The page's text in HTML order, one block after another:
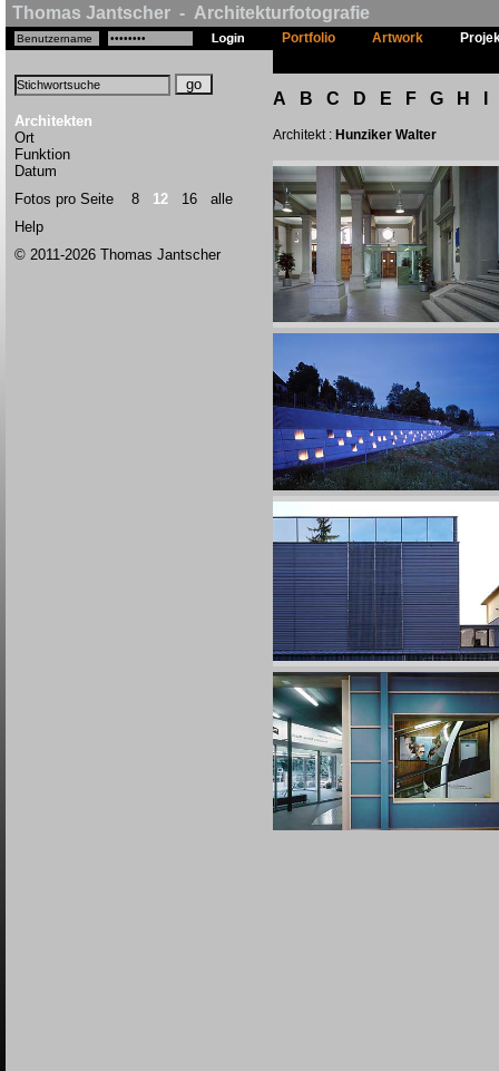
Thomas Jantscher - Architekturfotografie
Architekten
Ort
Funktion
Datum
Fotos pro Seite 8 12 16
alle
Help
© 2011-2026 Thomas Jantscher
Portfolio Artwork
A B C D E F G H
Architekt : Hunziker Walter